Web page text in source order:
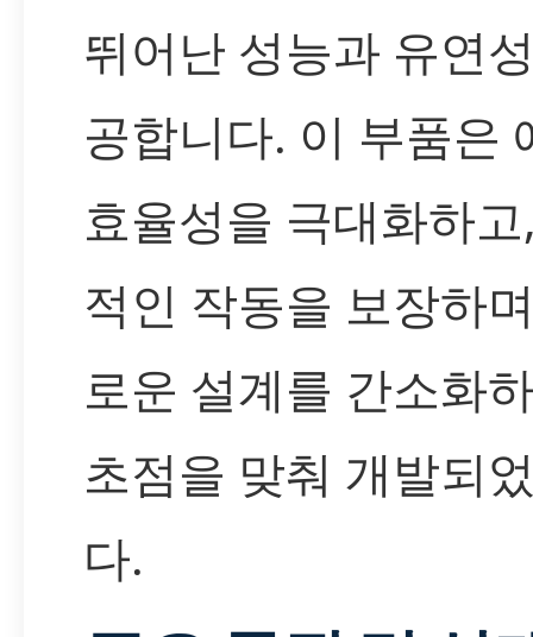
뛰어난 성능과 유연
공합니다. 이 부품은
효율성을 극대화하
적인 작동을 보장하
로운 설계를 간소화
초점을 맞춰 개발되
다.